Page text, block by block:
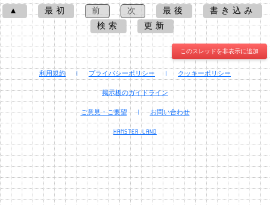
▲ 最初 前 次 最後
書き込み
検索
更新
このスレッドを非表示に追加
利用規約 | プライバシーポリシー | クッキーポリシー
掲示板のガイドライン
ご意見・ご要望 | お問い合わせ
HAMSTER.LAND